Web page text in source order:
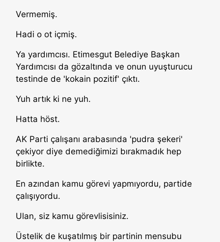
Vermemiş.
Hadi o ot içmiş.
Ya yardımcısı. Etimesgut Belediye Başkan
Yardımcısı da gözaltında ve onun uyuşturucu
testinde de 'kokain pozitif' çıktı.
Yuh artık ki ne yuh.
Hatta höst.
AK Parti çalışanı arabasında 'pudra şekeri'
çekiyor diye demediğimizi bırakmadık hep
birlikte.
En azından kamu görevi yapmıyordu, partide
çalışıyordu.
Ulan, siz kamu görevlisisiniz.
Üstelik de kuşatılmış bir partinin mensubu